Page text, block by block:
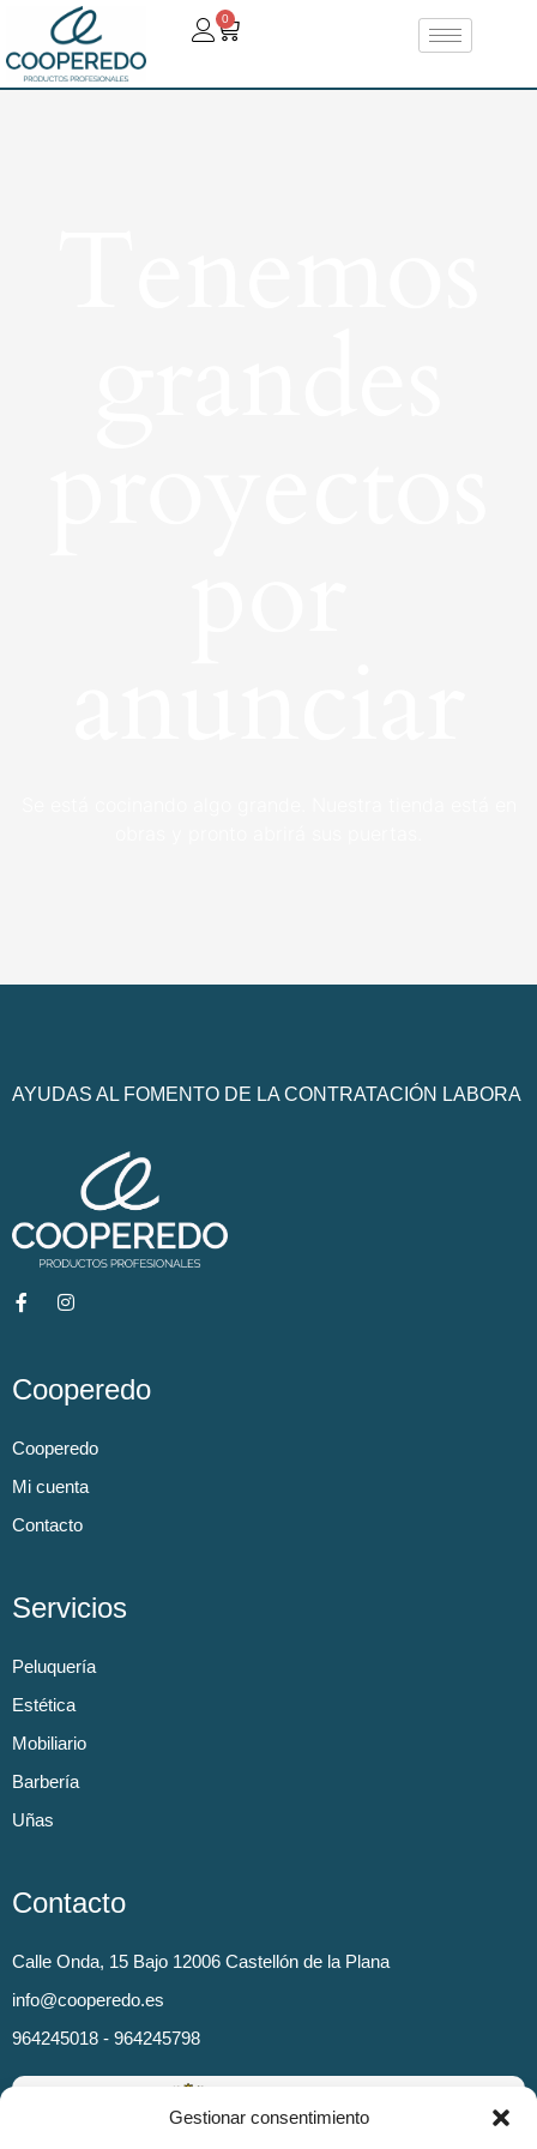
Gestionar consentimiento
0
AYUDAS AL FOMENTO DE LA CONTRATACIÓN LABORA
Cooperedo
Cooperedo
Mi cuenta
Contacto
Servicios
Peluquería
Estética
Mobiliario
Barbería
Uñas
Contacto
Calle Onda, 15 Bajo 12006 Castellón de la Plana
info@cooperedo.es
964245018 - 964245798